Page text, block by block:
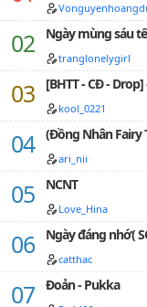
Moment 52
Moment 53
Moment 54
Moment 55
Moment 56
Moment 57
Moment 58
thể
Ngày mùng sáu
tranglonelygirl
[BHTT - CĐ -
kool_0221
(Đồng Nhân Fairy
ari_nii
NCNT
Love_Hina
Ngày đáng nhớ(
catthac
Đoản - Pukka